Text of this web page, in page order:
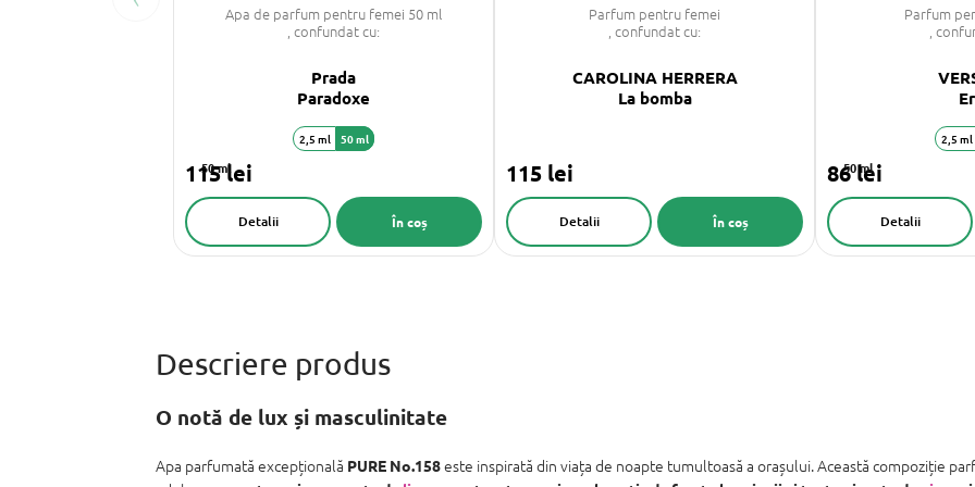
Apa de parfum pentru femei 50 ml
, confundat cu:
Prada
Paradoxe
50 ml
115 lei
În coș
Detalii
2,5 ml 50 ml
Parfum pentru femei
, confundat cu:
CAROLINA HERRERA
La bomba
115 lei
În coș
Detalii
Parfum
,
50 ml
86 lei
Detalii
2,5 ml
O notă de lux și masculinitate
Apa parfumată excepțională PURE No.158este inspirată din viața de noapte tumultoasă a orașului. Această compoziție